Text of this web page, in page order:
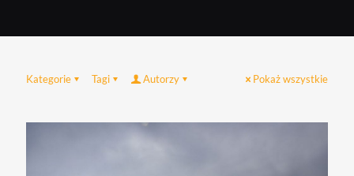
Kategorie Tagi Autorzy Pokaż wszystkie